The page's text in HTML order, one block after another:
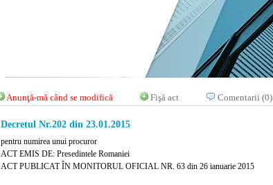
Anunţă-mă când se modifică Fişă act Comentarii (0)
Decretul Nr.202 din 23.01.2015
pentru numirea unui procuror
ACT EMIS DE: Presedintele Romaniei
ACT PUBLICAT ÎN MONITORUL OFICIAL NR. 63 din 26 ianuarie 2015